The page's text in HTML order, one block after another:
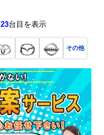
23台目を表示
その他